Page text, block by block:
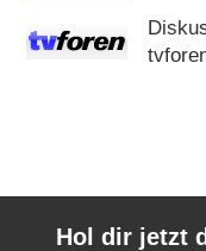
Hol dir jetzt